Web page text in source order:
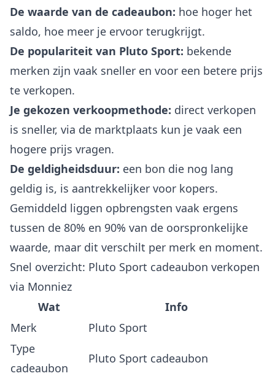
De waarde van de cadeaubon: hoe hoger het
saldo, hoe meer je ervoor terugkrijgt.
De populariteit van Pluto Sport: bekende
merken zijn vaak sneller en voor een betere prijs
te verkopen.
Je gekozen verkoopmethode: direct verkopen
is sneller, via de marktplaats kun je vaak een
hogere prijs vragen.
De geldigheidsduur: een bon die nog lang
geldig is, is aantrekkelijker voor kopers.
Gemiddeld liggen opbrengsten vaak ergens
tussen de 80% en 90% van de oorspronkelijke
waarde, maar dit verschilt per merk en moment.
Snel overzicht: Pluto Sport cadeaubon verkopen
via Monniez
Wat
Info
Merk
Pluto Sport
Type
cadeaubon
Pluto Sport cadeaubon